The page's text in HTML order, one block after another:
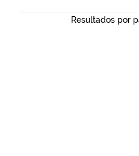
Resultados por